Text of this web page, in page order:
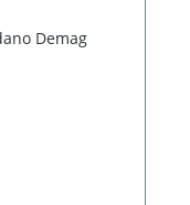
Demag